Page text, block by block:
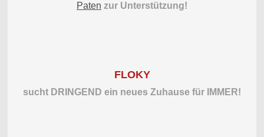
Paten zur Unterstützung!
FLOKY
sucht DRINGEND ein neues Zuhause für IMMER!